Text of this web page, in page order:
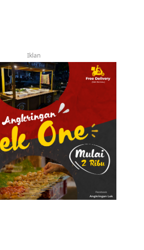
Iklan